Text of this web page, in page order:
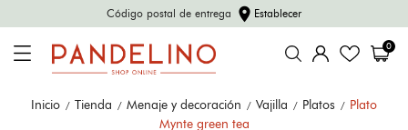
Código postal de entrega location_on Establecer
0
Inicio Tienda Menaje y decoración Vajilla Platos
Plato
Mynte green tea